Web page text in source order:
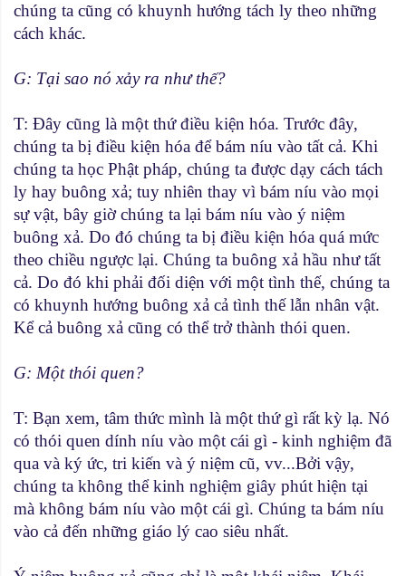
chúng ta cũng có khuynh hướng tách ly theo những
cách khác.
G: Tại sao nó xảy ra như thế?
T: Ðây cũng là một thứ điều kiện hóa. Trước đây,
chúng ta bị điều kiện hóa để bám níu vào tất cả. Khi
chúng ta học Phật pháp, chúng ta được dạy cách tách
ly hay buông xả; tuy nhiên thay vì bám níu vào mọi
sự vật, bây giờ chúng ta lại bám níu vào ý niệm
buông xả. Do đó chúng ta bị điều kiện hóa quá mức
theo chiều ngược lại. Chúng ta buông xả hầu như tất
cả. Do đó khi phải đối diện với một tình thế, chúng ta
có khuynh hướng buông xả cả tình thế lẫn nhân vật.
Kể cả buông xả cũng có thể trở thành thói quen.
G: Một thói quen?
T: Bạn xem, tâm thức mình là một thứ gì rất kỳ lạ. Nó
có thói quen dính níu vào một cái gì - kinh nghiệm đã
qua và ký ức, tri kiến và ý niệm cũ, vv...Bởi vậy,
chúng ta không thể kinh nghiệm giây phút hiện tại
mà không bám níu vào một cái gì. Chúng ta bám níu
vào cả đến những giáo lý cao siêu nhất.